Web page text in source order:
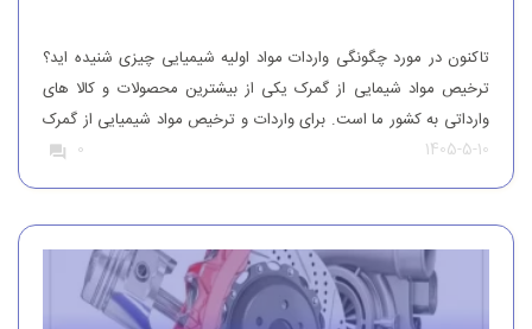
تاکنون در مورد چگونگی واردات مواد اولیه شیمیایی چیزی شنیده اید؟
ترخیص مواد شیمایی از گمرک یکی از بیشترین محصولات و کالا های
وارداتی به کشور ما است. برای واردات و ترخیص مواد شیمیایی از گمرک
باید به افراد با تجربه رجوع کرد. افرادی که بتوانند مواد شیمیایی درجه
یک را وارد کنند. واردات و […]
1405-5-10
0